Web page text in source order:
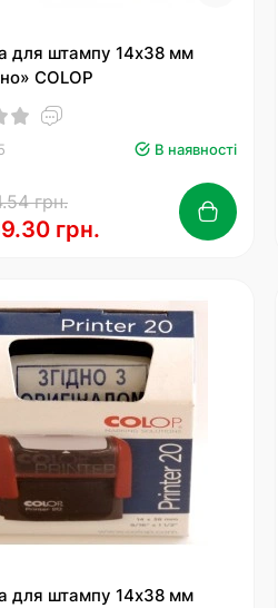
для штампу 14х38 мм
COLOP
В наявності
грн.
грн.
для штампу 14х38 мм